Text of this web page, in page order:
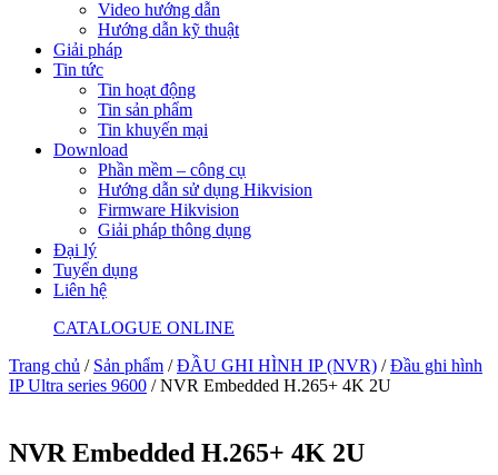
Video hướng dẫn
Hướng dẫn kỹ thuật
Giải pháp
Tin tức
Tin hoạt động
Tin sản phẩm
Tin khuyến mại
Download
Phần mềm – công cụ
Hướng dẫn sử dụng Hikvision
Firmware Hikvision
Giải pháp thông dụng
Đại lý
Tuyển dụng
Liên hệ
CATALOGUE ONLINE
Trang chủ / Sản phẩm /ĐẦU GHI HÌNH IP (NVR) /Đầu ghi hình
IP Ultra series 9600 / NVR Embedded H.265+ 4K 2U
NVR Embedded H.265+ 4K 2U